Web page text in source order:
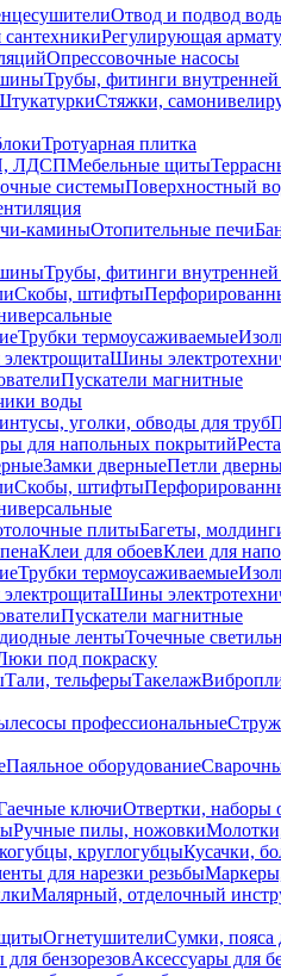
Отвод и подвод
Регулирующая
Опрессовочные насосы
Трубы, фитинги внутренней
Стяжки,
Тротуарная плитка
ЛДСПМебельные щиты
системыПоверхностный
каминыОтопительные печи
Трубы, фитинги внутренней
Скобы, штифты
Трубки термоусаживаемые
Шины
Пускатели магнитные
воды
уголки, обводы для труб
для напольных покрытий
Замки дверныеПетли
Скобы, штифты
плитыБагеты,
Клеи для обоевКлеи для
Трубки термоусаживаемые
Шины
Пускатели магнитные
лентыТочечные
под покраску
Тали, тельферыТакелаж
профессиональные
Паяльное оборудование
ключиОтвертки, наборы
Ручные пилы, ножовки
круглогубцыКусачки,
для нарезки резьбы
Малярный, отделочный
ОгнетушителиСумки, пояса
бензорезовАксессуары для